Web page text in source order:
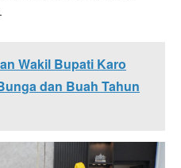
Wakil Bupati Karo
dan Buah Tahun